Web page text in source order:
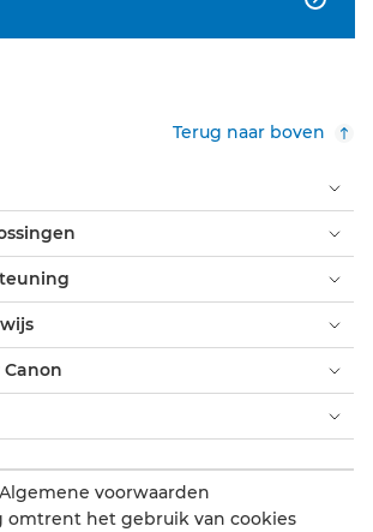
Terug naar boven
Algemene voorwaarden
omtrent het gebruik van cookies